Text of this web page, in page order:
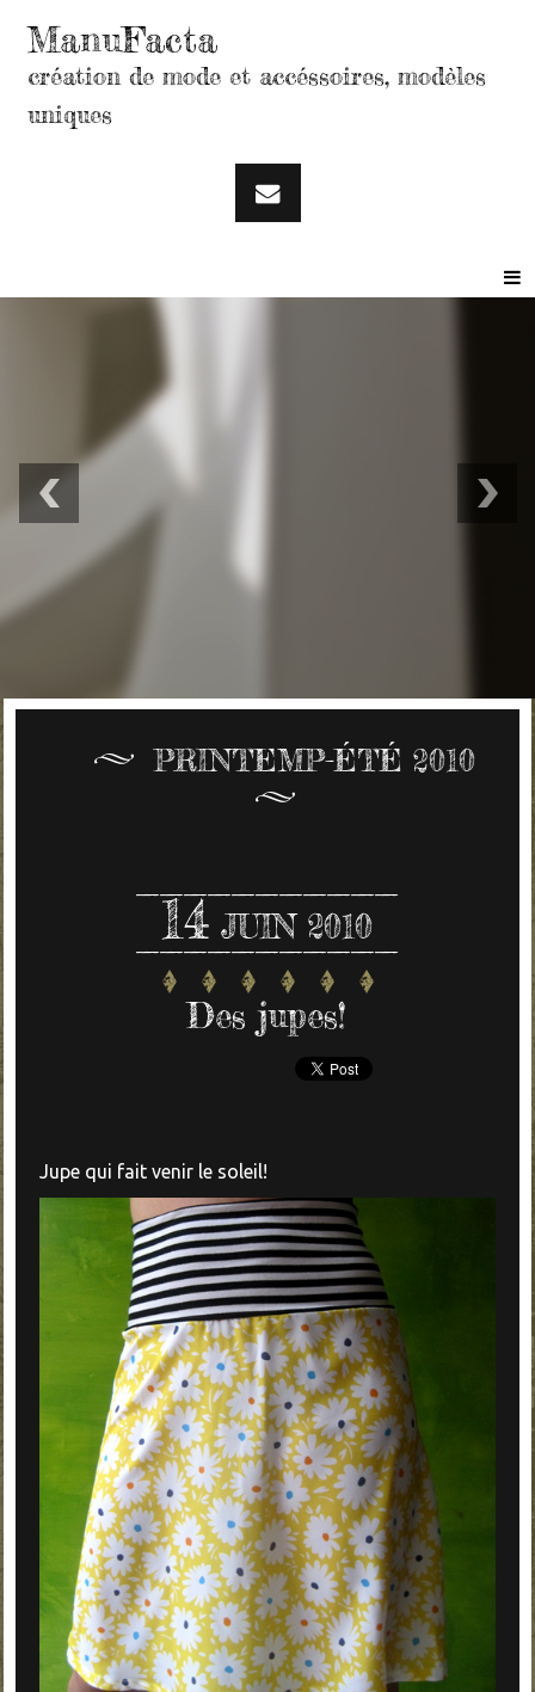
ManuFacta
création de mode et accéssoires, modèles
uniques
PRINTEMP-ÉTÉ 2010
14 JUIN 2010
Des jupes!
Jupe qui fait venir le soleil!